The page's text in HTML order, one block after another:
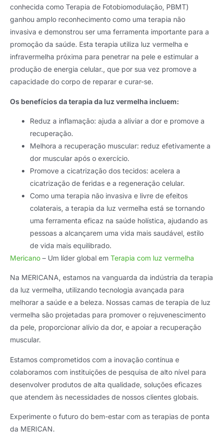
conhecida como Terapia de Fotobiomodulação, PBMT)
ganhou amplo reconhecimento como uma terapia não
invasiva e demonstrou ser uma ferramenta importante para a
promoção da saúde. Esta terapia utiliza luz vermelha e
infravermelha próxima para penetrar na pele e estimular a
produção de energia celular., que por sua vez promove a
capacidade do corpo de reparar e curar-se.
Os benefícios da terapia da luz vermelha incluem:
Reduz a inflamação: ajuda a aliviar a dor e promove a
recuperação.
Melhora a recuperação muscular: reduz efetivamente a
dor muscular após o exercício.
Promove a cicatrização dos tecidos: acelera a
cicatrização de feridas e a regeneração celular.
Como uma terapia não invasiva e livre de efeitos
colaterais, a terapia da luz vermelha está se tornando
uma ferramenta eficaz na saúde holística, ajudando as
pessoas a alcançarem uma vida mais saudável, estilo
de vida mais equilibrado.
Mericano – Um líder global em Terapia com luz vermelha
Na MERICANA, estamos na vanguarda da indústria da terapia
da luz vermelha, utilizando tecnologia avançada para
melhorar a saúde e a beleza. Nossas camas de terapia de luz
vermelha são projetadas para promover o rejuvenescimento
da pele, proporcionar alívio da dor, e apoiar a recuperação
muscular.
Estamos comprometidos com a inovação contínua e
colaboramos com instituições de pesquisa de alto nível para
desenvolver produtos de alta qualidade, soluções eficazes
que atendem às necessidades de nossos clientes globais.
Experimente o futuro do bem-estar com as terapias de ponta
da MERICAN.